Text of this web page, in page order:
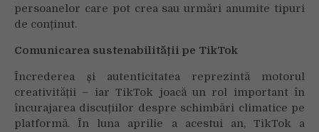
persoanelor care pot crea sau urmări anumite tipuri
de conținut.
Comunicarea sustenabilității pe TikTok
Încrederea și autenticitatea reprezintă motorul
creativității – iar TikTok joacă un rol important în
încurajarea discuțiilor despre schimbări climatice pe
platformă. În luna aprilie a acestui an, TikTok a